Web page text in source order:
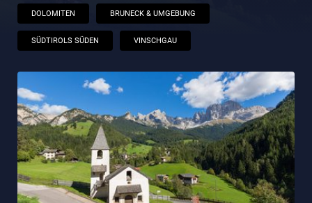
DOLOMITEN BRUNECK & UMGEBUNG
SÜDTIROLS SÜDEN VINSCHGAU